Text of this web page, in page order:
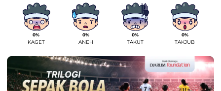
0%
KAGET
0%
ANEH
0%
TAKUT
0%
TAKJUB